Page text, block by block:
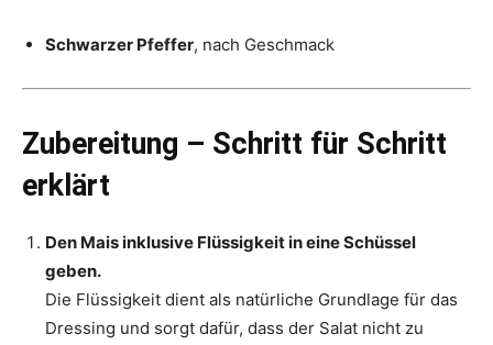
Schwarzer Pfeffer, nach Geschmack
Zubereitung – Schritt für Schritt
erklärt
Den Mais inklusive Flüssigkeit in eine Schüssel
geben.
Die Flüssigkeit dient als natürliche Grundlage für das
Dressing und sorgt dafür, dass der Salat nicht zu